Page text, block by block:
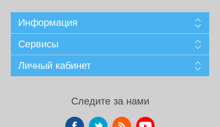
Информация
Сервисы
Личный кабинет
Следите за нами